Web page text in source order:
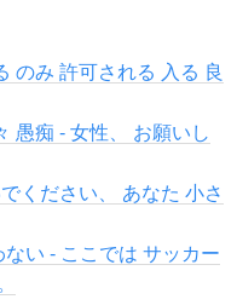
のみ 許可される 入る 良
愚痴 - 女性、 お願いし
ください、 あなた 小さ
い - ここでは サッカー